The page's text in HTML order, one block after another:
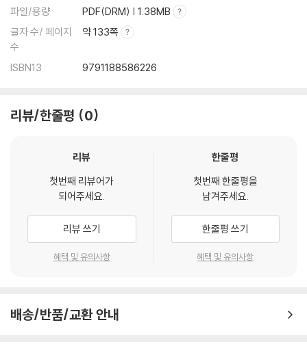
파일/용량
PDF(DRM) | 1.38MB
글자 수/ 페이지
수
약 133쪽
ISBN13 9791188586226
리뷰/한줄평 0
리뷰
첫번째 리뷰어가
되어주세요.
리뷰 쓰기
혜택 및 유의사항
한줄평
첫번째 한줄평을
남겨주세요.
한줄평 쓰기
혜택 및 유의사항
배송/반품/교환 안내